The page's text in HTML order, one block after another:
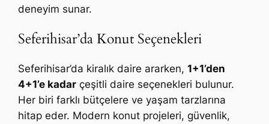
deneyim sunar.
Seferihisar’da Konut Seçenekleri
Seferihisar’da kiralık daire ararken,1+1’den
4+1’e kadar çeşitli daire seçenekleri bulunur.
Her biri farklı bütçelere ve yaşam tarzlarına
hitap eder. Modern konut projeleri, güvenlik,